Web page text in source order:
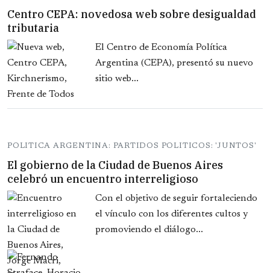
Centro CEPA: novedosa web sobre desigualdad
tributaria
El Centro de Economía Política
Argentina (CEPA), presentó su nuevo
sitio web...
POLITICA ARGENTINA: PARTIDOS POLITICOS: 'JUNTOS'
El gobierno de la Ciudad de Buenos Aires
celebró un encuentro interreligioso
Con el objetivo de seguir fortaleciendo
el vínculo con los diferentes cultos y
promoviendo el diálogo...